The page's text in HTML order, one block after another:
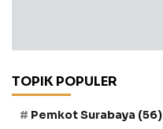
TOPIK POPULER
Pemkot Surabaya (56)